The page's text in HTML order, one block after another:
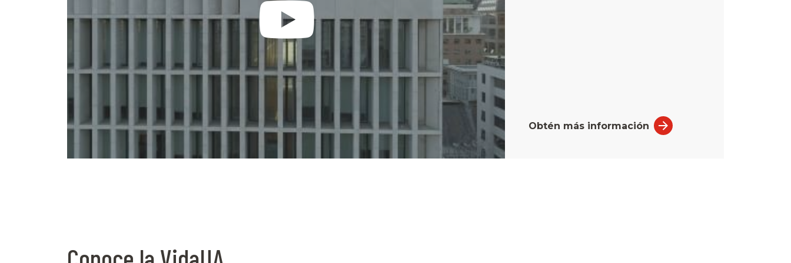
Obtén más información